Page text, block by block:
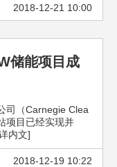
2018-12-21 10:00
储能项目成
司（Carnegie Clea
项目已经实现并
内文]
2018-12-19 10:22